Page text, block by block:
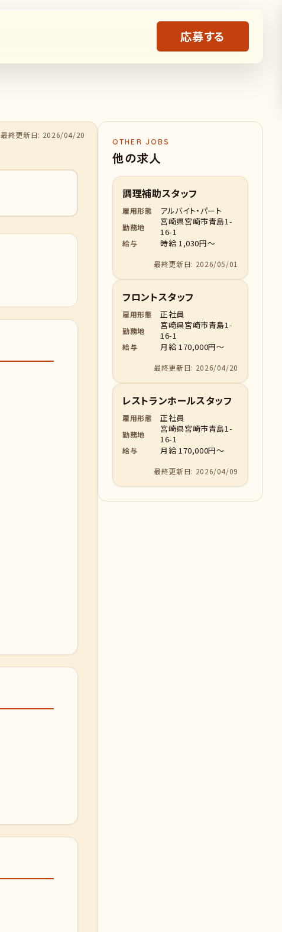
応募する
最終更新日: 2026/04/20
OTHER JOBS
他の求人
調理補助スタッフ
雇用形態 アルバイト・パート
勤務地
宮崎県宮崎市青島1-
16-1
給与 時給 1,030円～
最終更新日: 2026/05/01
フロントスタッフ
雇用形態 正社員
勤務地
宮崎県宮崎市青島1-
16-1
給与 月給 170,000円～
最終更新日: 2026/04/20
レストランホールスタッフ
雇用形態 正社員
勤務地
宮崎県宮崎市青島1-
16-1
給与 月給 170,000円～
最終更新日: 2026/04/09